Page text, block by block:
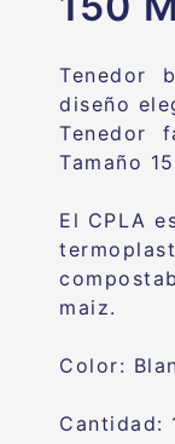
Tenedor
diseño
Tenedor
Tamaño
El CPLA
maiz.
Color:
Cantidad: